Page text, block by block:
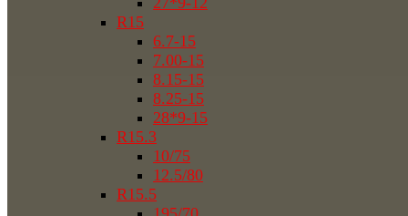
R15
6.7-15
7.00-15
8.15-15
8.25-15
28*9-15
R15.3
10/75
12.5/80
R15.5